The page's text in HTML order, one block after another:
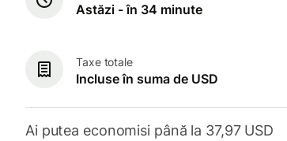
Astăzi - în 34 minute
Taxe totale
Incluse în suma de USD
Ai putea economisi până la 37,97 USD